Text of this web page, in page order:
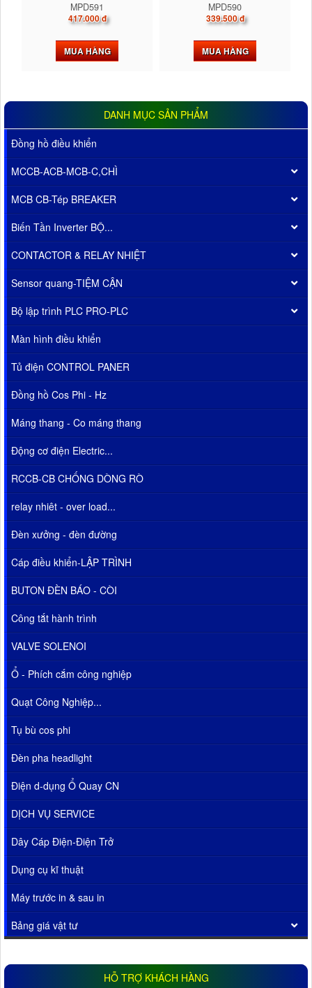
MPD591
417.000 đ
MUA HÀNG
MPD590
339.500 đ
MUA HÀNG
DANH MỤC SẢN PHẨM
Đồng hồ điều khiển
MCCB-ACB-MCB-C,CHÌ
MCB CB-Tép BREAKER
Biến Tần Inverter BỘ...
CONTACTOR & RELAY NHIỆT
Sensor quang-TIỆM CẬN
Bộ lập trình PLC PRO-PLC
Màn hình điều khiển
Tủ điện CONTROL PANER
Đồng hồ Cos Phi - Hz
Máng thang - Co máng thang
Động cơ điện Electric...
RCCB-CB CHỐNG DÒNG RÒ
relay nhiêt - over load...
Đèn xưởng - đèn đường
Cáp điều khiển-LẬP TRÌNH
BUTON ĐÈN BÁO - CÒI
Công tắt hành trình
VALVE SOLENOI
Ổ - Phích cắm công nghiệp
Quạt Công Nghiệp...
Tụ bù cos phi
Đèn pha headlight
Điện d-dụng Ổ Quay CN
DỊCH VỤ SERVICE
Dây Cáp Điện-Điện Trở
Dụng cụ kĩ thuật
Máy trước in & sau in
Bảng giá vật tư
HỖ TRỢ KHÁCH HÀNG